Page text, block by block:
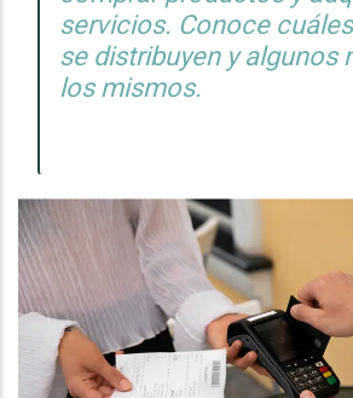
servicios. Conoce
se distribuyen y algunos
los mismos.